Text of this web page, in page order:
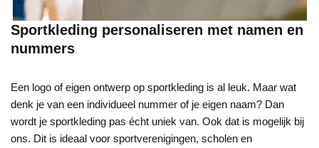
Sportkleding personaliseren met namen en
nummers
Een logo of eigen ontwerp op sportkleding is al leuk. Maar wat
denk je van een individueel nummer of je eigen naam? Dan
wordt je sportkleding pas écht uniek van. Ook dat is mogelijk bij
ons. Dit is ideaal voor sportverenigingen, scholen en